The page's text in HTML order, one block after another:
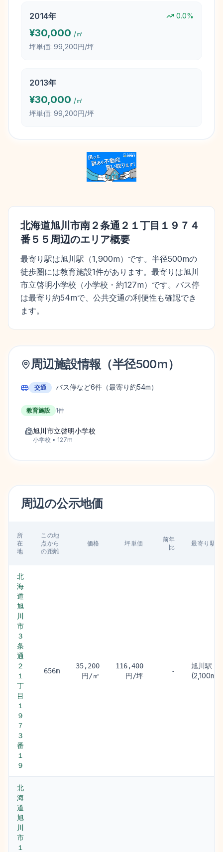
2014年 0.0%
¥30,000 /㎡
坪単価: 99,200円/坪
2013年
¥30,000 /㎡
坪単価: 99,200円/坪
北海道旭川市南２条通２１丁目１９７４
番５５ 周辺のエリア概要
最寄り駅は旭川駅（1,900m）です。半径500mの
徒歩圏には教育施設1件があります。最寄りは旭川
市立啓明小学校（小学校・約127m）です。バス停
は最寄り約54mで、公共交通の利便性も確認でき
ます。
周辺施設情報（半径500m）
交通 バス停など6件 （最寄り約54m）
教育施設 1件
旭川市立啓明小学校
小学校 • 127m
周辺の公示地価
所
在
地
この地
点から
の距離
価格 坪単価
前年
比
最寄り駅
北
海
道
旭
川
市
３
条
通
２
１
丁
目
１
９
７
３
番
１
９
656m
35,200
円/㎡
116,400
円/坪
-
旭川駅
(2,100m)
北
海
道
旭
川
市
１